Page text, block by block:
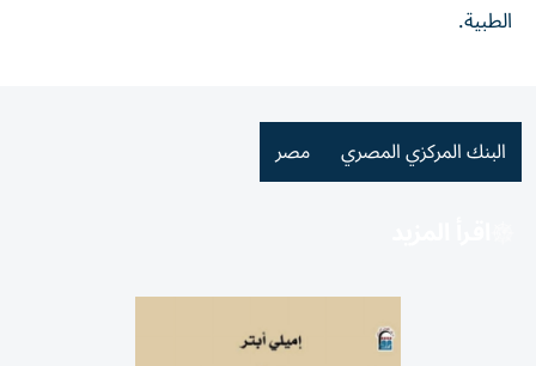
الطبية.
البنك المركزي المصري مصر